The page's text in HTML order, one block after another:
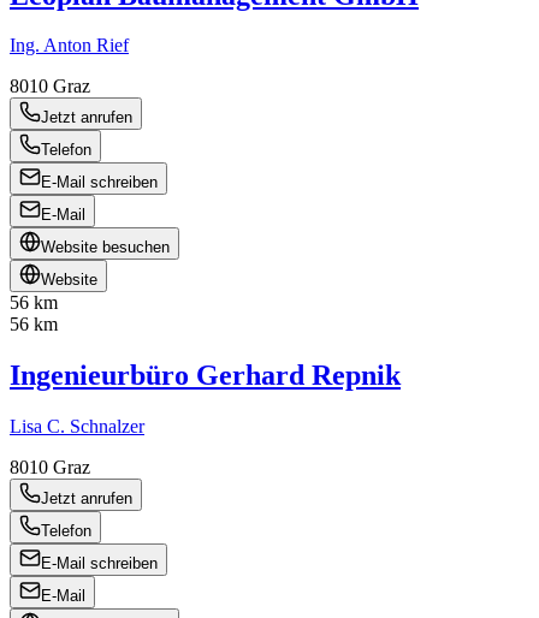
Ing. Anton Rief
8010 Graz
Jetzt anrufen
Telefon
E-Mail schreiben
E-Mail
Website besuchen
Website
56 km
56 km
Ingenieurbüro Gerhard Repnik
Lisa C. Schnalzer
8010 Graz
Jetzt anrufen
Telefon
E-Mail schreiben
E-Mail